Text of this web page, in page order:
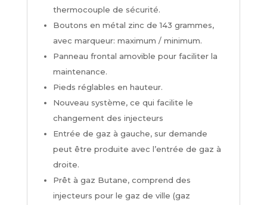
thermocouple de sécurité.
Boutons en métal zinc de 143 grammes,
avec marqueur: maximum / minimum.
Panneau frontal amovible pour faciliter la
maintenance.
Pieds réglables en hauteur.
Nouveau système, ce qui facilite le
changement des injecteurs
Entrée de gaz à gauche, sur demande
peut être produite avec l’entrée de gaz à
droite.
Prêt à gaz Butane, comprend des
injecteurs pour le gaz de ville (gaz